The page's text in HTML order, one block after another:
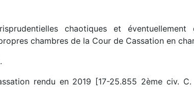
chaotiques et
chambres de la Cour de Cassation en
rendu en 2019 [17-25.855 2ème civ. C.